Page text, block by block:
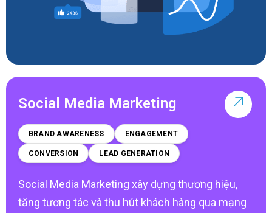
Social Media Marketing
BRAND AWARENESS ENGAGEMENT
CONVERSION LEAD GENERATION
Social Media Marketing xây dựng thương hiệu,
tăng tương tác và thu hút khách hàng qua mạng